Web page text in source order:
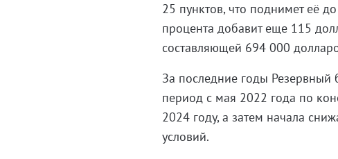
25 пунктов, что поднимет её
процента добавит еще 115
составляющей 694 000
За последние годы Резервный
период с мая 2022 года по
2024 году, а затем начала
условий.